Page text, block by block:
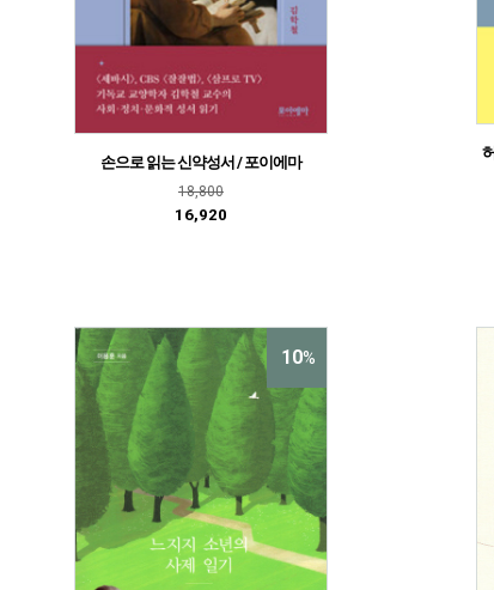
손으로 읽는 신약성서 / 포이에마
18,800
16,920
10%